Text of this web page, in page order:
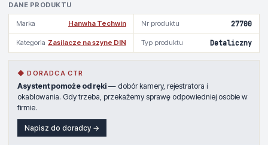
DANE PRODUKTU
Marka Hanwha Techwin Nr produktu 27700
Kategoria Zasilacze na szyne DIN Typ produktu Detaliczny
◆ DORADCA CTR
Asystent pomoże od ręki — dobór kamery, rejestratora i
okablowania. Gdy trzeba, przekażemy sprawę odpowiedniej osobie w
firmie.
Napisz do doradcy →